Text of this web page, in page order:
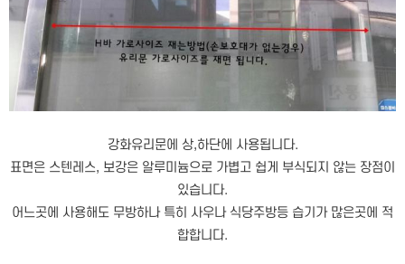
강화유리문에 상,하단에 사용됩니다.
표면은 스텐레스, 보강은 알루미늄으로 가볍고 쉽게 부식되지 않는 장점이
있습니다.
어느곳에 사용해도 무방하나 특히 사우나 식당주방등 습기가 많은곳에 적
합합니다.